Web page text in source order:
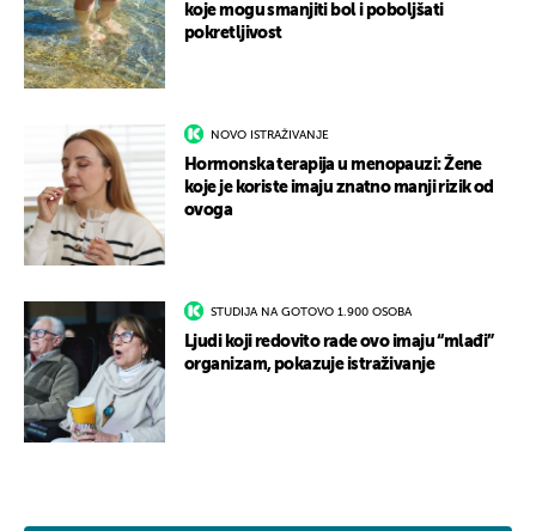
koje mogu smanjiti bol i poboljšati
pokretljivost
NOVO ISTRAŽIVANJE
Hormonska terapija u menopauzi: Žene
koje je koriste imaju znatno manji rizik od
ovoga
STUDIJA NA GOTOVO 1.900 OSOBA
Ljudi koji redovito rade ovo imaju “mlađi”
organizam, pokazuje istraživanje